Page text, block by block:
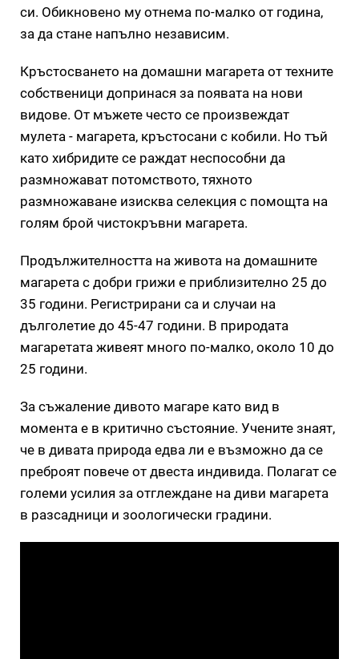
си. Обикновено му отнема по-малко от година,
за да стане напълно независим.
Кръстосването на домашни магарета от техните
собственици допринася за появата на нови
видове. От мъжете често се произвеждат
мулета - магарета, кръстосани с кобили. Но тъй
като хибридите се раждат неспособни да
размножават потомството, тяхното
размножаване изисква селекция с помощта на
голям брой чистокръвни магарета.
Продължителността на живота на домашните
магарета с добри грижи е приблизително 25 до
35 години. Регистрирани са и случаи на
дълголетие до 45-47 години. В природата
магаретата живеят много по-малко, около 10 до
25 години.
За съжаление дивото магаре като вид в
момента е в критично състояние. Учените знаят,
че в дивата природа едва ли е възможно да се
преброят повече от двеста индивида. Полагат се
големи усилия за отглеждане на диви магарета
в разсадници и зоологически градини.